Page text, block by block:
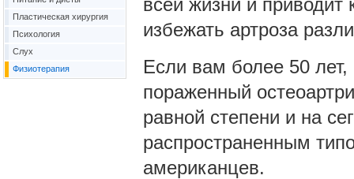
всей жизни и приводит
избежать артроза
Если вам более 50 лет,
пораженный
равной степени и на
распространенным
американцев.
Пластическая хирургия
Психология
Слух
Физиотерапия